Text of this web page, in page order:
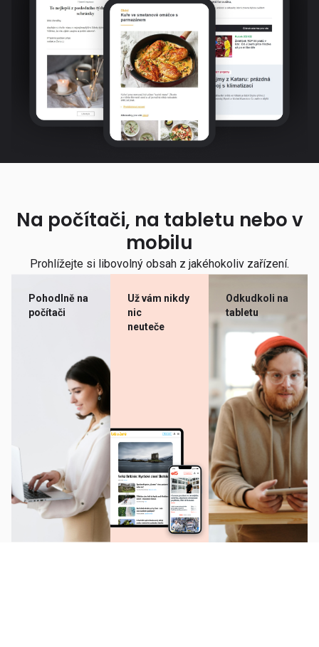
Na počítači, na tabletu nebo v
mobilu
Prohlížejte si libovolný obsah z jakéhokoliv zařízení.
Pohodlně na
počítači
Už vám nikdy
nic
neuteče
Odkudkoli na
tabletu